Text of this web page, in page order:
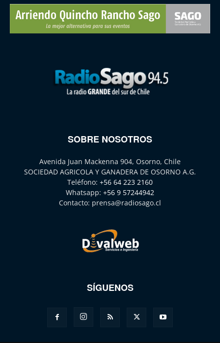
SOBRE NOSOTROS
Avenida Juan Mackenna 904, Osorno, Chile
SOCIEDAD AGRICOLA Y GANADERA DE OSORNO A.G.
Teléfono: +56 64 223 2160
Whatsapp: +56 9 57244942
Contacto: prensa@radiosago.cl
SÍGUENOS